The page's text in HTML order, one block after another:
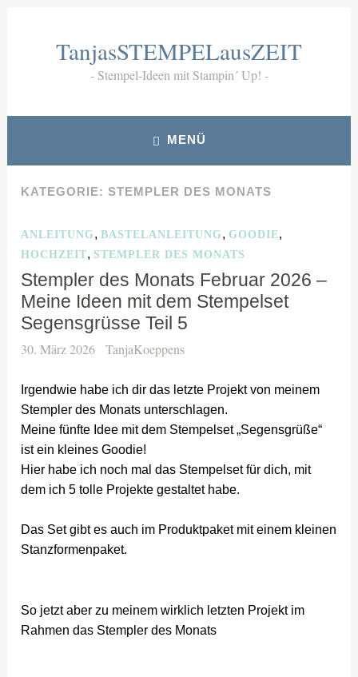
TanjasSTEMPELausZEIT
Stempel-Ideen mit Stampin´ Up!
MENÜ
KATEGORIE:STEMPLER DES MONATS
ANLEITUNG ,BASTELANLEITUNG , GOODIE,
HOCHZEIT, STEMPLER DES MONATS
Stempler des Monats Februar 2026 –
Meine Ideen mit dem Stempelset
Segensgrüsse Teil 5
30. März 2026 TanjaKoeppens
Irgendwie habe ich dir das letzte Projekt von meinem
Stempler des Monats unterschlagen.
Meine fünfte Idee mit dem Stempelset „Segensgrüße“
ist ein kleines Goodie!
Hier habe ich noch mal das Stempelset für dich, mit
dem ich 5 tolle Projekte gestaltet habe.
Das Set gibt es auch im Produktpaket mit einem kleinen
Stanzformenpaket.
So jetzt aber zu meinem wirklich letzten Projekt im
Rahmen das Stempler des Monats